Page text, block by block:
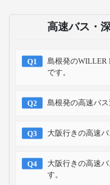
高速バス・
島根発のWILLER
です。
島根発の高速バス
大阪行きの高速
大阪行きの高速
す。